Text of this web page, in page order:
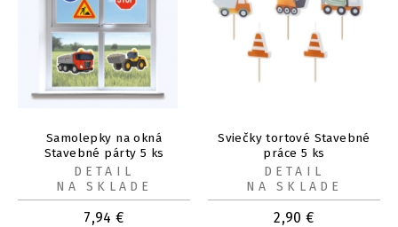
Samolepky na okná
Stavebné párty 5 ks
7,94 €
DETAIL
NA SKLADE
Sviečky tortové Stavebné
práce 5 ks
2,90 €
DETAIL
NA SKLADE